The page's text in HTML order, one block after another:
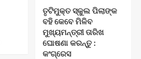
ତୃଟିମୁକ୍ତ ସ୍କୁଲ ପିଲାଙ୍କ
ବହି କେବେ ମିଳିବ
ମୁଖ୍ୟମନ୍ତ୍ରୀ ତାରିଖ
ଘୋଷଣା କରନ୍ତୁ :
କଂଗ୍ରେସ